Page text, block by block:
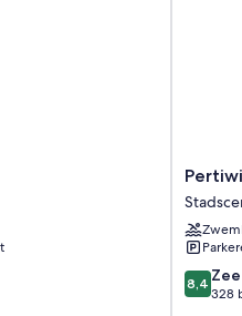
zoals 24-uurs roomservice en
over faciliteiten zoals gratis
andere:
Pertiwi
Bisma
Ubud
van
Ubud
8.4
van
8,4
328